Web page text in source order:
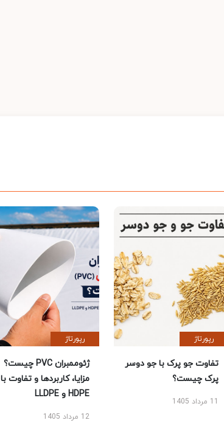
رپورتاژ
تفاوت جو پرک با جو دوسر
پرک چیست؟
11 مرداد 1405
رپورتاژ
ژئوممبران PVC چیست؟
مزایا، کاربردها و تفاوت با
HDPE و LLDPE
12 مرداد 1405